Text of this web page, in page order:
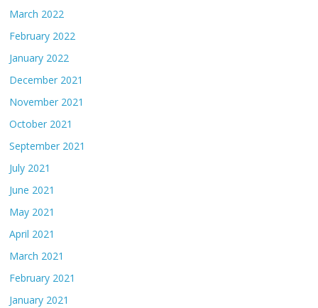
March 2022
February 2022
January 2022
December 2021
November 2021
October 2021
September 2021
July 2021
June 2021
May 2021
April 2021
March 2021
February 2021
January 2021